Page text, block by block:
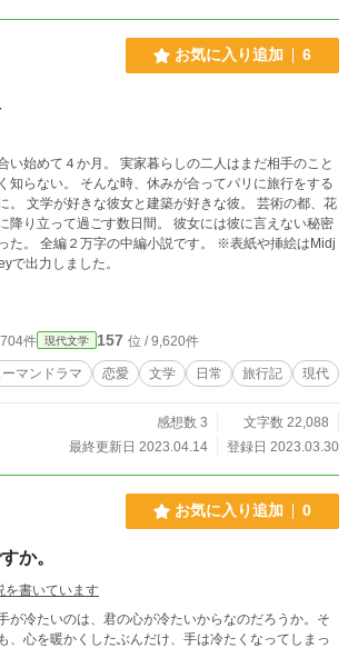
お気に入り追加 6
い始めて４か月。 実家暮らしの二人はまだ相手のこと
んな時、休みが合ってパリに旅行をする
な彼。 芸術の都、花
降り立って過ごす数日間。 彼女には彼に言えない秘密
説です。 ※表紙や挿絵はMidj
で出力しました。
件 現代文学 157 位 / 9,620件
ーマンドラマ 恋愛 文学 日常 旅行記 現代
感想数 3
文字数 22,088
最終更新日 2023.04.14
登録日 2023.03.30
お気に入り追加 0
か。
を書いています
が冷たいのは、君の心が冷たいからなのだろうか。そ
、心を暖かくしたぶんだけ、手は冷たくなってしまっ